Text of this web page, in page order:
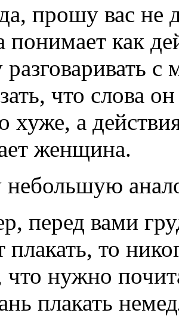
прошу вас не
как
что слова
хуже, а
женщина.
небольшую
перед вами
плакать, то
что нужно
плакать